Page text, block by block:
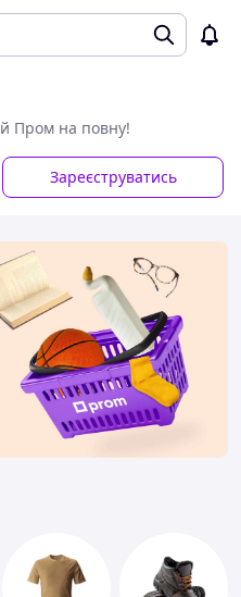
Пром на повну!
Зареєструватись